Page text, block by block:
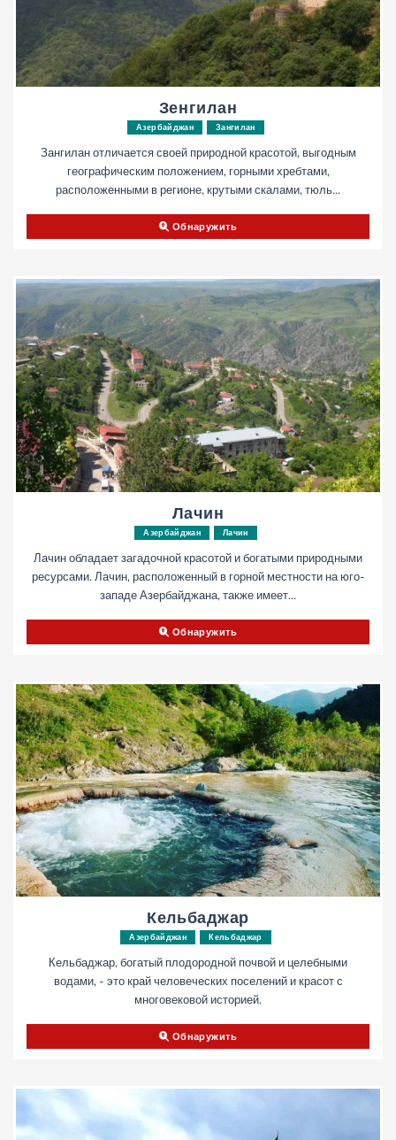
Зенгилан
Азербайджан Зангилан
Зангилан отличается своей природной красотой, выгодным
географическим положением, горными хребтами,
расположенными в регионе, крутыми скалами, тюль...
Обнаружить
Лачин
Азербайджан Лачин
Лачин обладает загадочной красотой и богатыми природными
ресурсами. Лачин, расположенный в горной местности на юго-
западе Азербайджана, также имеет...
Обнаружить
Кельбаджар
Азербайджан Кельбаджар
Кельбаджар, богатый плодородной почвой и целебными
водами, - это край человеческих поселений и красот с
многовековой историей.
Обнаружить